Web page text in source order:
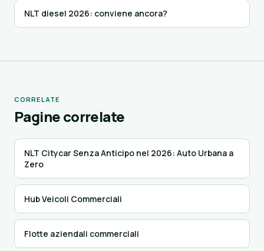
NLT diesel 2026: conviene ancora?
CORRELATE
Pagine correlate
NLT Citycar Senza Anticipo nel 2026: Auto Urbana a
Zero
Hub Veicoli Commerciali
Flotte aziendali commerciali